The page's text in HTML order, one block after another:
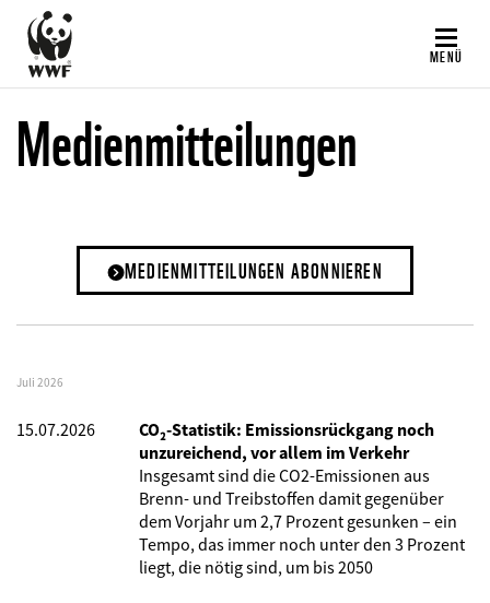
Direkt
zum
Inhalt
MENÜ
Medienmitteilungen
MEDIENMITTEILUNGEN ABONNIEREN
Juli 2026
15.07.2026
CO₂-Statistik: Emissionsrückgang noch
unzureichend, vor allem im Verkehr
Insgesamt sind die CO2-Emissionen aus
Brenn- und Treibstoffen damit gegenüber
dem Vorjahr um 2,7 Prozent gesunken – ein
Tempo, das immer noch unter den 3 Prozent
liegt, die nötig sind, um bis 2050